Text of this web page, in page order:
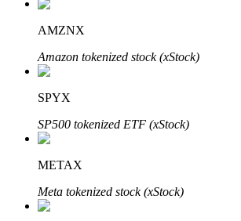
Auto Invest
Ta långsiktig vinst och flexibla intressen
AMZNX
Amazon tokenized stock (xStock)
SPYX
SP500 tokenized ETF (xStock)
METAX
Meta tokenized stock (xStock)